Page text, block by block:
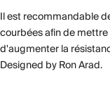
Il est recommandable
courbées afin de
d'augmenter la
Designed by Ron Arad.